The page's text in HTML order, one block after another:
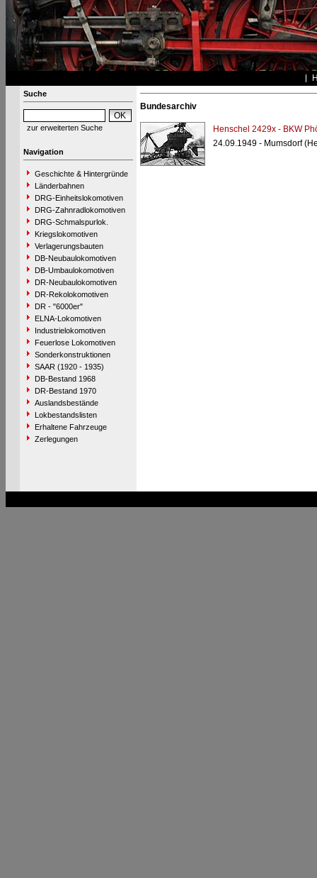
Suche
zur erweiterten Suche
Navigation
Geschichte & Hintergründe
Länderbahnen
DRG-Einheitslokomotiven
DRG-Zahnradlokomotiven
DRG-Schmalspurlok.
Kriegslokomotiven
Verlagerungsbauten
DB-Neubaulokomotiven
DB-Umbaulokomotiven
DR-Neubaulokomotiven
DR-Rekolokomotiven
DR - "6000er"
ELNA-Lokomotiven
Industrielokomotiven
Feuerlose Lokomotiven
Sonderkonstruktionen
SAAR (1920 - 1935)
DB-Bestand 1968
DR-Bestand 1970
Auslandsbestände
Lokbestandslisten
Erhaltene Fahrzeuge
Zerlegungen
Bundesarchiv
Henschel 2429x - BKW
24.09.1949 - Mumsdorf